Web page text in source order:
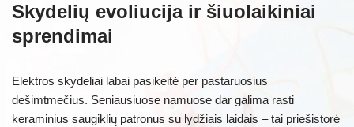
Skydelių evoliucija ir šiuolaikiniai
sprendimai
Elektros skydeliai labai pasikeitė per pastaruosius
dešimtmečius. Seniausiuose namuose dar galima rasti
keraminius saugiklių patronus su lydžiais laidais – tai priešistorė